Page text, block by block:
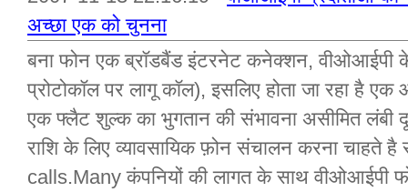
अच्छा एक को चुनना
बना फोन एक ब्रॉडबैंड इंटरनेट कनेक्शन, वीओआईपी
प्रोटोकॉल पर लागू कॉल), इसलिए होता जा रहा है
एक फ्लैट शुल्क का भुगतान की संभावना असीमित लंबी
राशि के लिए व्यावसायिक फ़ोन संचालन करना चाहते
calls.Many कंपनियों की लागत के साथ वीओआईपी